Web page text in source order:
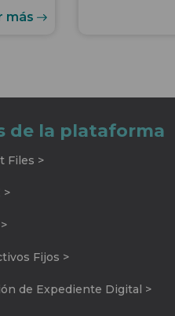
más
de la plataforma
Files >
>
Fijos >
de Expediente Digital >